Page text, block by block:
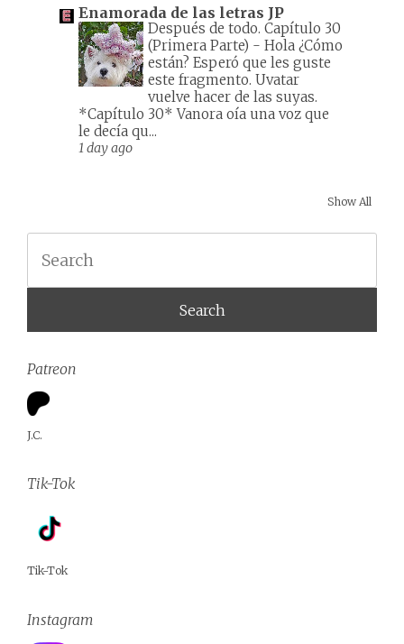
Enamorada de las letras JP
Después de todo. Capítulo 30
(Primera Parte) - Hola ¿Cómo
están? Esperó que les guste
este fragmento. Uvatar
vuelve hacer de las suyas.
*Capítulo 30* Vanora oía una voz que
le decía qu...
1 day ago
Show All
Patreon
J.C.
Tik-Tok
Tik-Tok
Instagram